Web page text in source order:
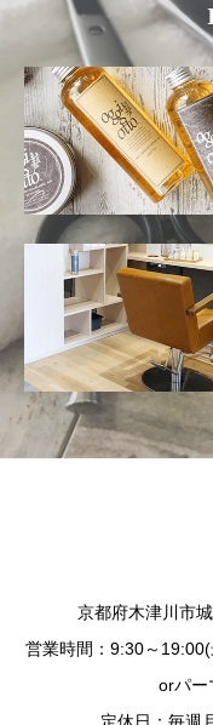
京都府木津川市
営業時間：9:30～
orパー